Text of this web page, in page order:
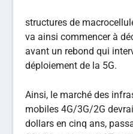
structures de
va ainsi commencer à
avant un rebond qui
déploiement de la 5G.
Ainsi, le marché des
mobiles 4G/3G/2G
dollars en cinq ans,